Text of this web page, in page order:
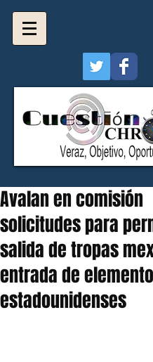
Avalan en comisión
solicitudes para
salida de tropas
entrada de
estadounidenses